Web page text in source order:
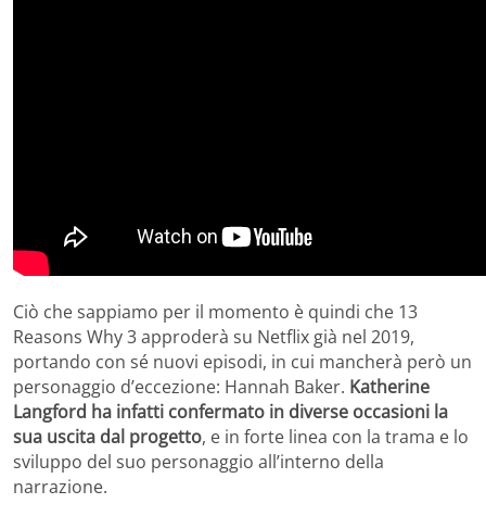
Ciò che sappiamo per il momento è quindi che 13
Reasons Why 3 approderà su Netflix già nel 2019,
portando con sé nuovi episodi, in cui mancherà però un
personaggio d’eccezione: Hannah Baker. Katherine
Langford ha infatti confermato in diverse occasioni la
sua uscita dal progetto, e in forte linea con la trama e lo
sviluppo del suo personaggio all’interno della
narrazione.